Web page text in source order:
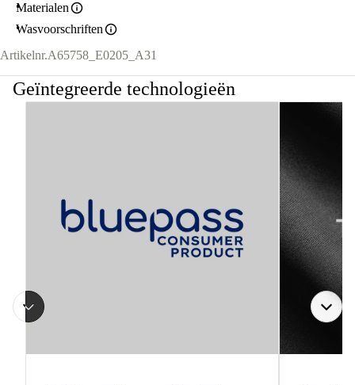
Materialen
Wasvoorschriften
Artikelnr.A65758_E0205_A31
Geïntegreerde technologieën